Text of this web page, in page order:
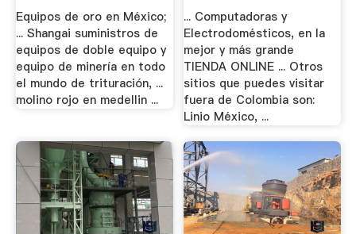
Equipos de oro en México;
... Shangai suministros de
equipos de doble equipo y
equipo de minería en todo
el mundo de trituración, ...
molino rojo en medellin ...
... Computadoras y
Electrodomésticos, en la
mejor y más grande
TIENDA ONLINE ... Otros
sitios que puedes visitar
fuera de Colombia son:
Linio México, ...